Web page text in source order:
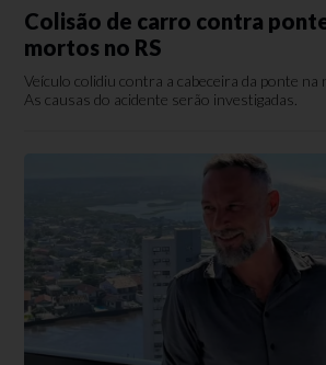
Colisão de carro contra
mortos no RS
Veículo colidiu contra a cabeceira da ponte na
As causas do acidente serão investigadas.